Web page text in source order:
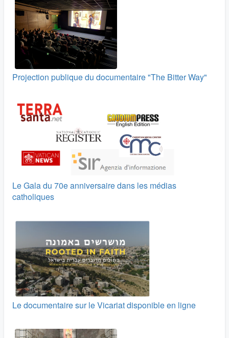
Projection publique du documentaire "The Bitter Way"
Le Gala du 70e anniversaire dans les médias
catholiques
Le documentaire sur le Vicariat disponible en ligne